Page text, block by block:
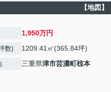
【地図】
1,950万円
数) 1209.41㎡(365.84坪)
三重県津市芸濃町椋本